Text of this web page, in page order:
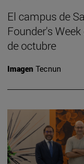
El campus de
Founder's
de octubre
Imagen Tecnun